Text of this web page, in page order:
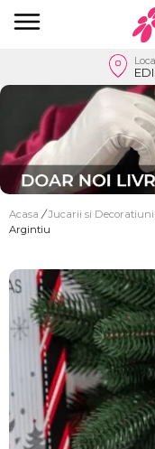
Acasa / Jucarii si
Argintiu